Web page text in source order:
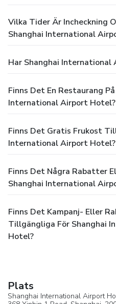
Vilka Tider Är Incheckning
Shanghai International
Har Shanghai International
Finns Det En Restaurang
International Airport Hotel?
Finns Det Gratis Frukost
International Airport Hotel?
Finns Det Några Rabatter
Shanghai International
Finns Det Kampanj- Eller
Tillgängliga För Shanghai
Hotel?
Plats
Shanghai International Airport